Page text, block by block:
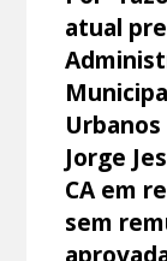
atual
Urbanos
Jorge
CA em
sem